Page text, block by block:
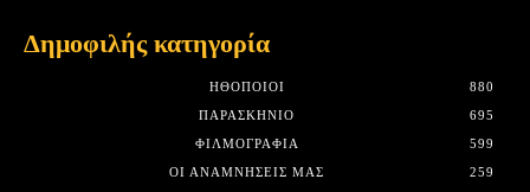
Δημοφιλής κατηγορία
HΘΟΠΟΙΟΊ
880
ΠΑΡΑΣΚΉΝΙΟ
695
ΦΙΛΜΟΓΡΑΦΊΑ
599
ΟΙ ΑΝΑΜΝΉΣΕΙΣ ΜΑΣ
259